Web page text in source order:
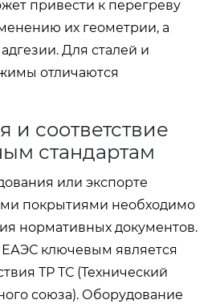
привести к перегреву
их геометрии, а
Для сталей и
отличаются
и соответствие
стандартам
или экспорте
покрытиями необходимо
нормативных документов.
ключевым является
ТР ТС (Технический
союза). Оборудование